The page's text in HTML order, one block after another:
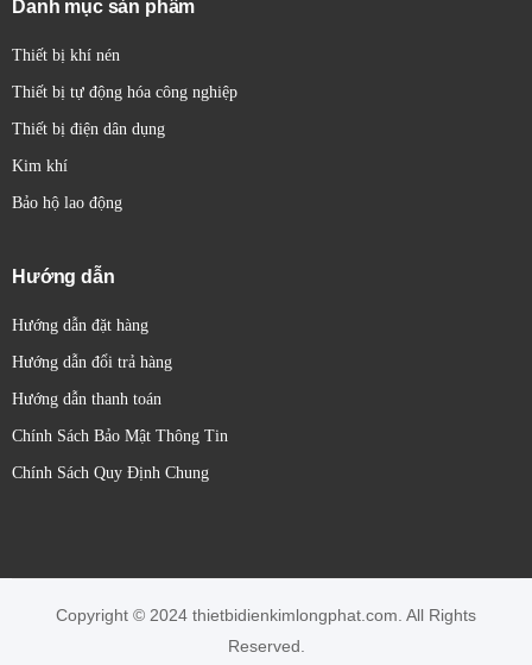
Danh mục sản phẩm
Thiết bị khí nén
Thiết bị tự động hóa công nghiệp
Thiết bị điện dân dụng
Kim khí
Bảo hộ lao động
Hướng dẫn
Hướng dẫn đặt hàng
Hướng dẫn đổi trả hàng
Hướng dẫn thanh toán
Chính Sách Bảo Mật Thông Tin
Chính Sách Quy Định Chung
Copyright © 2024 thietbidienkimlongphat.com. All Rights
Reserved.